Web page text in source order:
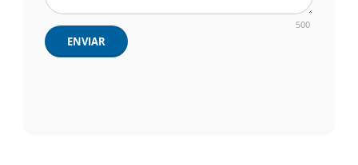
500
ENVIAR